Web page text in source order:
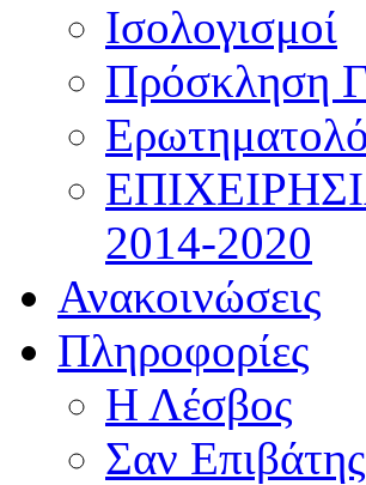
Ισολογισμοί
Πρόσκληση
2014-2020
Ανακοινώσεις
Πληροφορίες
Η Λέσβος
Σαν